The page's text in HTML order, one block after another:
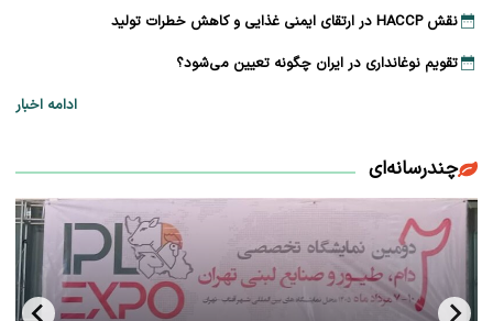
نقش HACCP در ارتقای ایمنی غذایی و کاهش خطرات تولید
تقویم نوغانداری در ایران چگونه تعیین می‌شود؟
ادامه اخبار
چندرسانه‌ای